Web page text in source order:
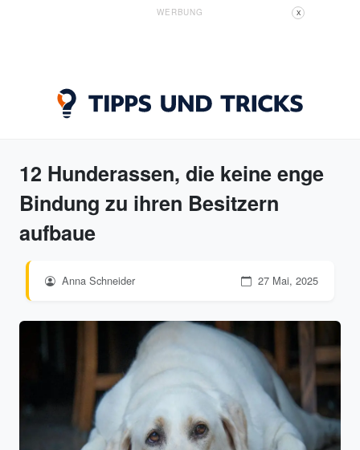
WERBUNG X
12 Hunderassen, die keine enge
Bindung zu ihren Besitzern
aufbaue
Anna Schneider 27 Mai, 2025